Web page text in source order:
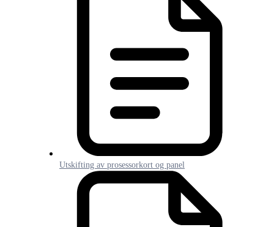
Utskifting av prosessorkort og panel